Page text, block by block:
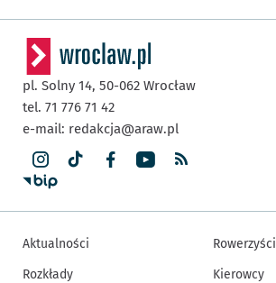
pl. Solny 14, 50-062 Wrocław
tel. 71 776 71 42
e-mail: redakcja@araw.pl
Aktualności
Rozkłady
Rowerzyści
Kierowcy